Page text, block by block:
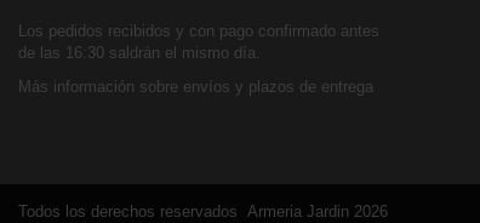
Los pedidos recibidos y con pago confirmado antes
de las 16:30 saldrán el mismo día.
Más información sobre envíos y plazos de entrega
Todos los derechos reservados Armeria Jardin 2026